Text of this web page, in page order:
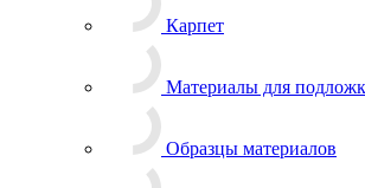
Карпет
Материалы для
Образцы материалов